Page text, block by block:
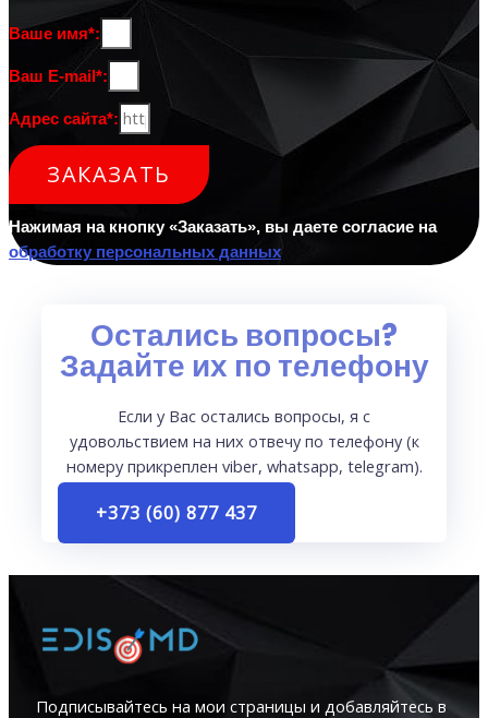
Ваше имя*:
Ваш E-mail*:
Адрес сайта*:
ЗАКАЗАТЬ
Нажимая на кнопку «Заказать», вы даете согласие на
обработку персональных данных
Остались вопросы?
Задайте их по телефону
Если у Вас остались вопросы, я с
удовольствием на них отвечу по телефону (к
номеру прикреплен viber, whatsapp, telegram).
+373 (60) 877 437
Подписывайтесь на мои страницы и добавляйтесь в